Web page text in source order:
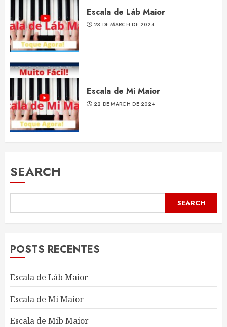
Escala de Láb Maior
23 DE MARCH DE 2024
Escala de Mi Maior
22 DE MARCH DE 2024
SEARCH
SEARCH
POSTS RECENTES
Escala de Láb Maior
Escala de Mi Maior
Escala de Mib Maior